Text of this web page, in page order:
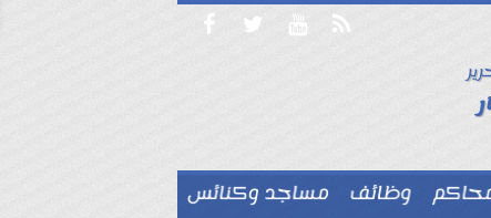
   
وظائف
مساجد وكنائس